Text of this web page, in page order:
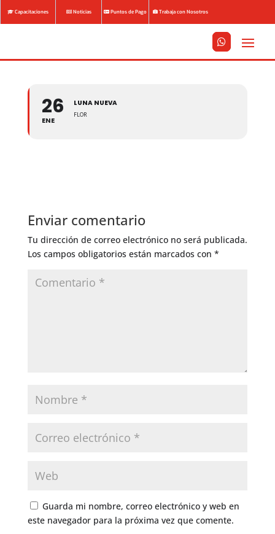
Capacitaciones Noticias Puntos de Pago Trabaja con Nosotros



26
ENE
LUNA NUEVA
FLOR
Enviar comentario
Tu dirección de correo electrónico no será publicada.
Los campos obligatorios están marcados con *
Guarda mi nombre, correo electrónico y web en
este navegador para la próxima vez que comente.